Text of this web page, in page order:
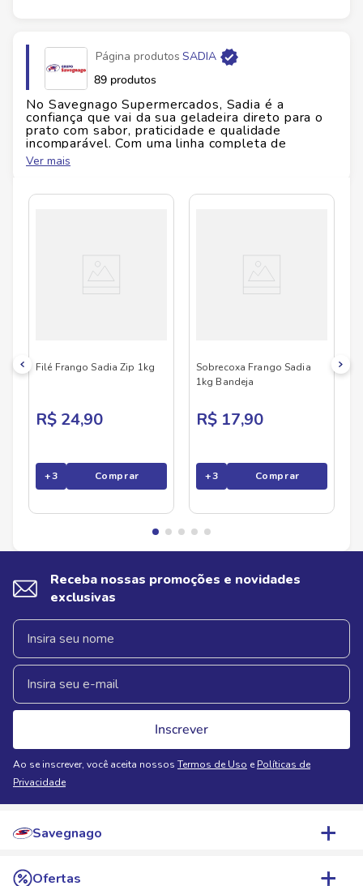
Página produtos SADIA
89 produtos
No Savegnago Supermercados, Sadia é a
confiança que vai da sua geladeira direto para o
prato com sabor, praticidade e qualidade
incomparável. Com uma linha completa de
alimentos preparados, congelados e resfriados,
Sadia facilita a rotina e garante refeições
em família ao lanche rápido entre compromissos.
os paladares. Com ingredientes selecionados e
rigor no processo de produção, a marca se
mantém como referência de confiança há décadas
nos lares brasileiros. Sadia é para quem valoriza
Ver mais
Filé Frango Sadia Zip 1kg
R$ 24,90
+3 Comprar
Sobrecoxa Frango Sadia
1kg Bandeja
R$ 17,90
+3 Comprar
Receba nossas promoções e novidades
exclusivas
Inscrever
Ao se inscrever, você aceita nossos Termos de Uso e Políticas de
Privacidade
Savegnago
Quem Somos
Ofertas